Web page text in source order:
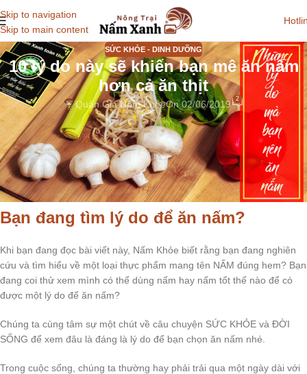
Skip to navigation
Skip to main content
SỨC KHỎE - DINH DƯỠNG
10 lý do này sẽ khiến bạn mê ăn nấm
hơn cả ăn thịt
Quản Gia Nấm KhỏeOn 02/06/2019 2
Ăn nấm không chỉ giúp bạn có được nền tảng sức khỏe tốt,
ngừa bệnh tật, từ đó kéo dài tuổi thọ sống, ít phải đối đầu với
những căn bệnh nguy hiểm và có được một cuộc sống lành
mạnh, nhẹ nhàng, thư thái hơn…
Bạn đang tìm lý do để ăn nấm?
Khi bạn đang đọc bài viết này, Nấm Khỏe biết rằng bạn đang nghiên
cứu và tìm hiểu về một loại thực phẩm mang tên NẤM đúng hem? Bạn
đang coi thử xem mình có thể dùng nấm hay nấm tốt thế nào để có
được một lý do để ăn nấm?
Chúng ta cùng tâm sự một chút về câu chuyện SỨC KHỎE và ĐỜI
SỐNG để xem đâu là đáng là lý do để bạn chọn ăn nấm nhé.
Trong cuộc sống, chúng ta thường hay phải trải qua một ngày dài với